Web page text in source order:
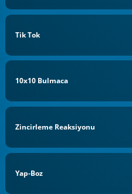
Tik Tok
10x10 Bulmaca
Zincirleme Reaksiyonu
Yap-Boz